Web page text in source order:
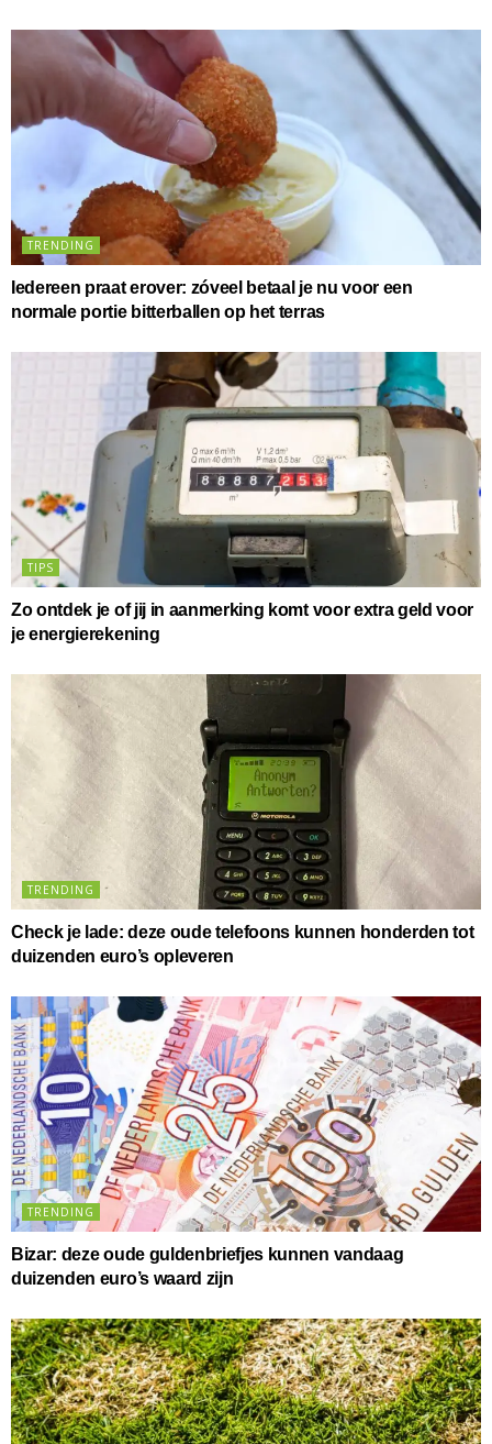
TRENDING
Iedereen praat erover: zóveel betaal je nu voor een
normale portie bitterballen op het terras
TIPS
Zo ontdek je of jij in aanmerking komt voor extra geld voor
je energierekening
TRENDING
Check je lade: deze oude telefoons kunnen honderden tot
duizenden euro’s opleveren
TRENDING
Bizar: deze oude guldenbriefjes kunnen vandaag
duizenden euro’s waard zijn